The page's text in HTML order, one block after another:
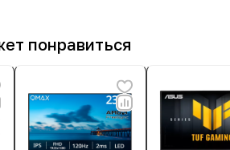
понравиться